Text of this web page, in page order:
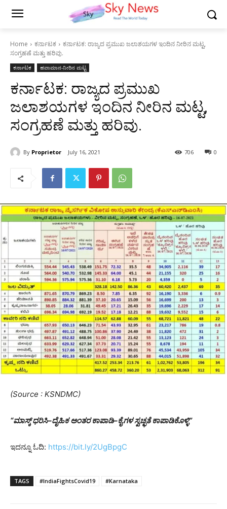
Home ಕರ್ನಾಟಕ
ಕರ್ನಾಟಕ: ರಾಜ್ಯದ ಪ್ರಮುಖ ಜಲಾಶಯಗಳ ಇಂದಿನ ನೀರಿನ ಮಟ್ಟ,
ಸಂಗ್ರಹಣೆ ಮತ್ತು ಹರಿವು.
ಕರ್ನಾಟಕ ಹವಾಮಾನ-ನೀರಿನ ಮಟ್ಟ
ಕರ್ನಾಟಕ: ರಾಜ್ಯದ ಪ್ರಮುಖ
ಜಲಾಶಯಗಳ ಇಂದಿನ ನೀರಿನ ಮಟ್ಟ,
ಸಂಗ್ರಹಣೆ ಮತ್ತು ಹರಿವು.
By Proprietor July 16, 2021 0
706
(Source : KSNDMC)
“ಮಾಸ್ಕ್ಧರಿಸಿ–ದೈಹಿಕ ಅಂತರ ಕಾಪಾಡಿ–ಕೈಗಳ ಸ್ವಚ್ಛತೆ ಕಾಪಾಡಿಕೊಳ್ಳಿ”
ಇದನ್ನೂ ಓದಿ: https://bit.ly/2UgBpgC
TAGS #IndiaFightsCovid19 #Karnataka